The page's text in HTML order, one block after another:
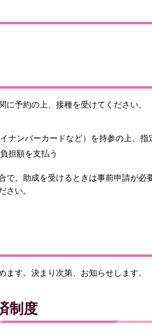
予約の上、接種を受けてください。
ナンバーカードなど）を持参の上、指
担額を支払う
で、助成を受けるときは事前申請が
さい。
す。決まり次第、お知らせします。
制度